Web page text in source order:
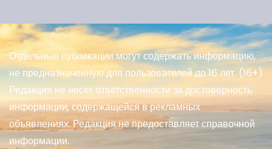
Отдельные публикации могут содержать информацию,
не предназначенную для пользователей до 16 лет. (16+)
Редакция не несет ответственности за достоверность
информации, содержащейся в рекламных
объявлениях. Редакция не предоставляет справочной
информации.